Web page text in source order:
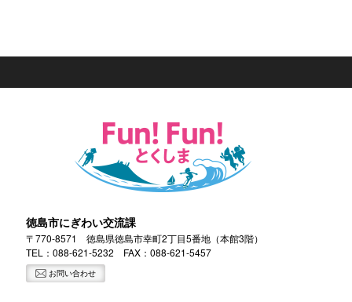
徳島市にぎわい交流課
〒770-8571 徳島県徳島市幸町2丁目5番地（本館3階）
TEL：088-621-5232 FAX：088-621-5457
お問い合わせ